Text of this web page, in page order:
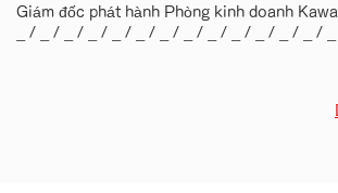
Giám đốc phát hành Phòng kinh doanh
_ / _ / _ / _ / _ / _ / _ / _ / _ / _ / _ / _ / _ /